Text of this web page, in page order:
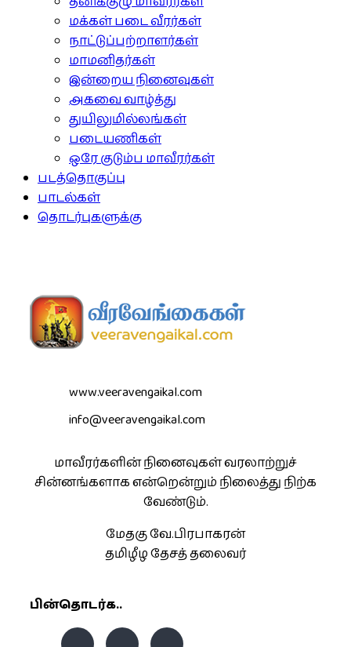
மக்கள் படை வீரர்கள்
நாட்டுப்பற்றாளர்கள்
மாமனிதர்கள்
இன்றைய நினைவுகள்
அகவை வாழ்த்து
துயிலுமில்லங்கள்
படையணிகள்
ஒரே குடும்ப மாவீரர்கள்
படத்தொகுப்பு
பாடல்கள்
தொடர்புகளுக்கு
www.veeravengaikal.com
info@veeravengaikal.com
மாவீரர்களின் நினைவுகள் வரலாற்றுச்
சின்னங்களாக என்றென்றும் நிலைத்து நிற்க
வேண்டும்.
மேதகு வே.பிரபாகரன்
தமிழீழ தேசத் தலைவர்
பின்தொடர்க..